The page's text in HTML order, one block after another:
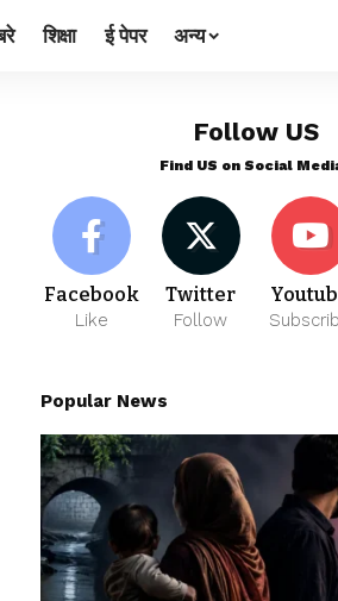
शिक्षा ई पेपर अन्य
Follow US
Find US on Social
Facebook
Like
Twitter
Follow
Popular News